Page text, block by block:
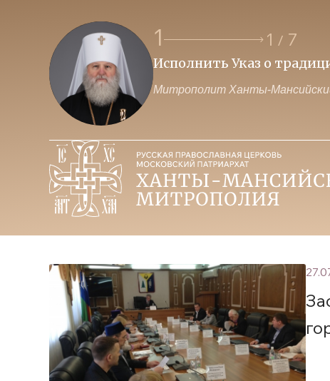
1 1 / 7
Исполнить Указ о
Митрополит Ханты-